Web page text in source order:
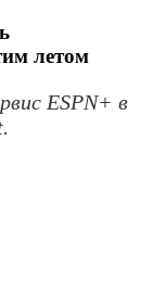
летом
ESPN+ в